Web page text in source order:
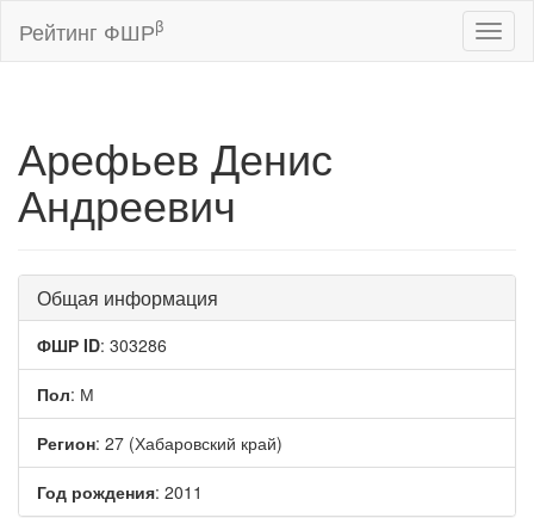
Рейтинг ФШРβ
Арефьев Денис
Андреевич
Общая информация
ФШР ID: 303286
Пол: М
Регион: 27 (Хабаровский край)
Год рождения: 2011